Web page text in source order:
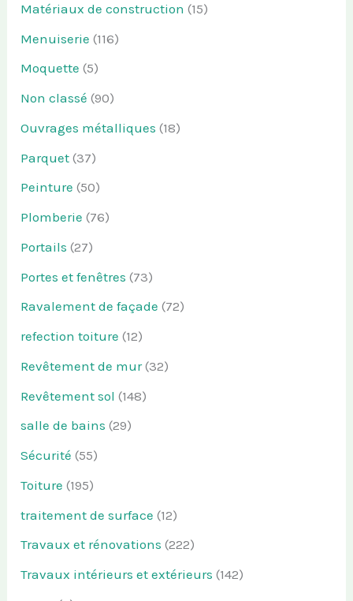
Matériaux de construction (15)
Menuiserie (116)
Moquette (5)
Non classé (90)
Ouvrages métalliques (18)
Parquet (37)
Peinture (50)
Plomberie (76)
Portails (27)
Portes et fenêtres (73)
Ravalement de façade (72)
refection toiture (12)
Revêtement de mur(32)
Revêtement sol (148)
salle de bains (29)
Sécurité (55)
Toiture (195)
traitement de surface (12)
Travaux et rénovations (222)
Travaux intérieurs et extérieurs (142)